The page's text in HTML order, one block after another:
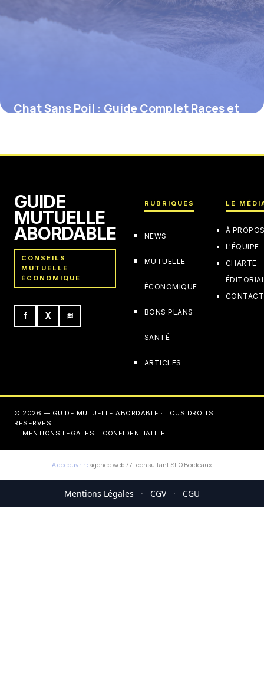
Chat Sans Poil : Guide Complet Races et
GUIDE
MUTUELLE
ABORDABLE
CONSEILS
MUTUELLE
ÉCONOMIQUE
f X ≋
RUBRIQUES
NEWS
MUTUELLE
ÉCONOMIQUE
BONS PLANS
SANTÉ
ARTICLES
LE
À
L'ÉQUIPE
CHARTE
CONTACT
© 2026 — GUIDE MUTUELLE ABORDABLE · TOUS DROITS
RÉSERVÉS
MENTIONS LÉGALES
CONFIDENTIALITÉ
A decouvrir : agence web 77 ·consultant SEO Bordeaux
Mentions Légales · CGV · CGU